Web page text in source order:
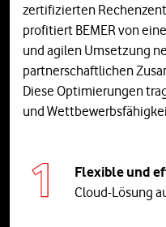
zertifizierten
profitiert BEMER von
und agilen Umsetzung
partnerschaftlichen
Diese Optimierungen
und
Flexible und
Cloud-Lösung